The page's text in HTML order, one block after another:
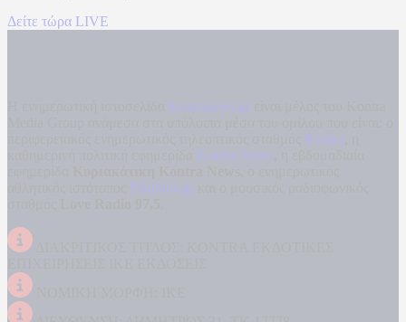
Δείτε τώρα LIVE
kontranews.gr
Kontra
Kontra News
Filathlos.gr